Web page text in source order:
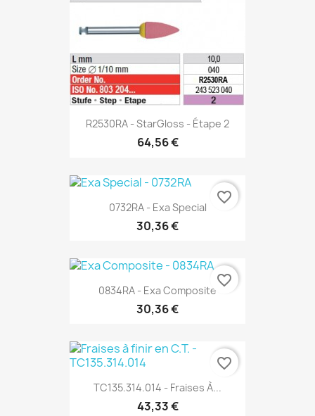
R2530RA - StarGloss - Étape 2
64,56 €
0732RA - Exa Special
30,36 €
favorite_border
0834RA - Exa Composite
30,36 €
favorite_border
TC135.314.014 - Fraises À...
43,33 €
favorite_border